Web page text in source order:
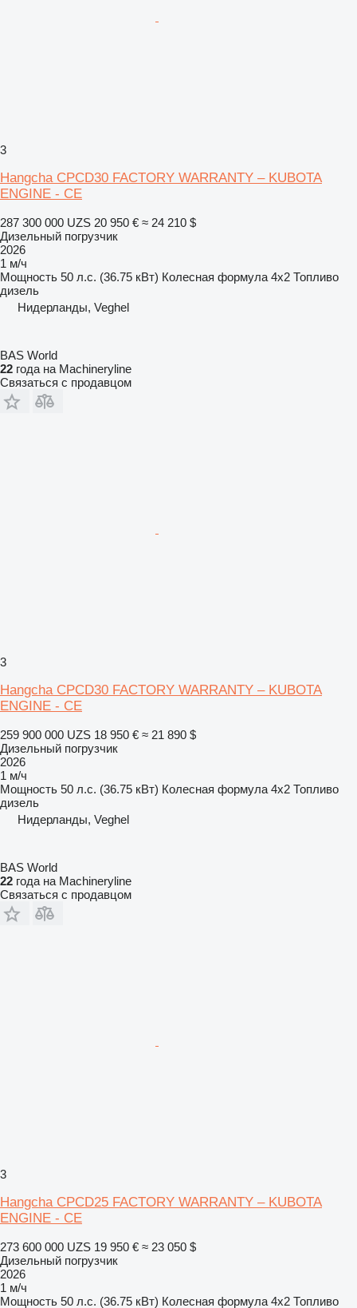
3
Hangcha CPCD30 FACTORY WARRANTY – KUBOTA
ENGINE - CE
287 300 000 UZS 20 950 € ≈ 24 210 $
Дизельный погрузчик
2026
1 м/ч
Мощность 50 л.с. (36.75 кВт) Колесная формула 4x2 Топливо
дизель
Нидерланды, Veghel
BAS World
22 года на Machineryline
Связаться с продавцом
3
Hangcha CPCD30 FACTORY WARRANTY – KUBOTA
ENGINE - CE
259 900 000 UZS 18 950 € ≈ 21 890 $
Дизельный погрузчик
2026
1 м/ч
Мощность 50 л.с. (36.75 кВт) Колесная формула 4x2 Топливо
дизель
Нидерланды, Veghel
BAS World
22 года на Machineryline
Связаться с продавцом
3
Hangcha CPCD25 FACTORY WARRANTY – KUBOTA
ENGINE - CE
273 600 000 UZS 19 950 € ≈ 23 050 $
Дизельный погрузчик
2026
1 м/ч
Мощность 50 л.с. (36.75 кВт) Колесная формула 4x2 Топливо